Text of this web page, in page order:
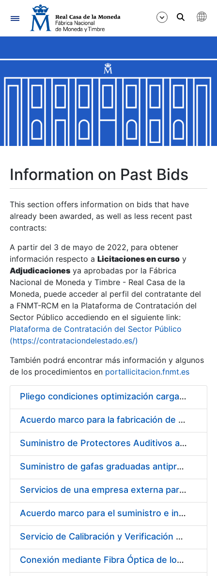
Navigation
Show/Hide
Show/Hide
Show/Hide
Show/Hide
Show/Hide
Show/Hide
Information on Past Bids
This section offers information on bids that have
already been awarded, as well as less recent past
contracts:
A partir del 3 de mayo de 2022, para obtener
información respecto a Licitaciones en curso y
Adjudicaciones ya aprobadas por la Fábrica
Nacional de Moneda y Timbre - Real Casa de la
Moneda, puede acceder al perfil del contratante del
a FNMT-RCM en la Plataforma de Contratación del
Sector Público accediendo en el siguiente link:
Plataforma de Contratación del Sector Público
(https://contrataciondelestado.es/)
También podrá encontrar más información y algunos
de los procedimientos en portallicitacion.fnmt.es
Pliego condiciones optimización cargas compras firmado
Acuerdo marco para la fabricación de piezas
Suministro de Protectores Auditivos a medida para las personas trabajadoras de los Centros de Trabajo de Madrid y Burgos
Suministro de gafas graduadas antiproyecciones para los trabajadores de la FNMT-RCM en los centros de trabajo de Madrid y Burgos
Servicios de una empresa externa para el asesoramiento y resolución de los recursos de alzada que se presentan relacionados con procesos de selección para la FNMT-RCM
Acuerdo marco para el suministro e instalación de persianas, estores y otros complementos
Servicio de Calibración y Verificación Externa de los Equipos de Medición del Servicio de Prevención de la FNMT-RCM
Conexión mediante Fibra Óptica de los Centros de Proceso de Datos (CPDs) de las sedes de la FNMT-RCM de Burgos y Madrid